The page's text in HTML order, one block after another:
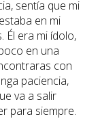
sentía que mi
en mi
Él era mi ídolo,
en una
con
paciencia,
va a salir
para siempre.